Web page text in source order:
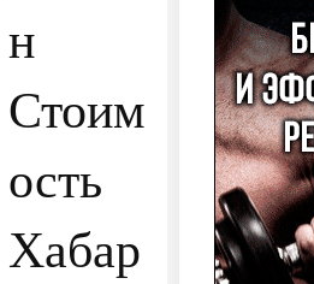
н
Стоим
ость
Хабар